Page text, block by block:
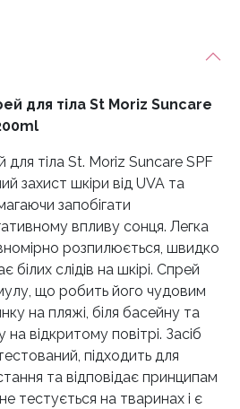
для тіла St Moriz Suncare
тіла St. Moriz Suncare SPF
захист шкіри від UVA та
запобігати
впливу сонця. Легка
розпилюється, швидко
білих слідів на шкірі. Спрей
що робить його чудовим
на пляжі, біля басейну та
на відкритому повітрі. Засіб
підходить для
та відповідає принципам
тестується на тваринах і є